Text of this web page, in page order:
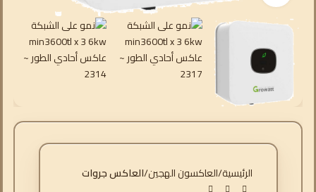
الرئيسية العاكسون الهجين العاكس جروات